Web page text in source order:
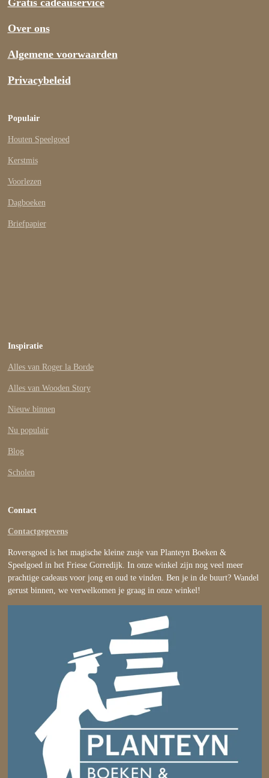
Gratis cadeauservice
Over ons
Algemene voorwaarden
Privacybeleid
Populair
Houten Speelgoed
Kerstmis
Voorlezen
Dagboeken
Briefpapier
Inspiratie
Alles van Roger la Borde
Alles van Wooden Story
Nieuw binnen
Nu populair
Blog
Scholen
Contact
Contactgegevens
Roversgoed is het magische kleine zusje van Planteyn Boeken &
Speelgoed in het Friese Gorredijk. In onze winkel zijn nog veel meer
prachtige cadeaus voor jong en oud te vinden. Ben je in de buurt? Wandel
gerust binnen, we verwelkomen je graag in onze winkel!